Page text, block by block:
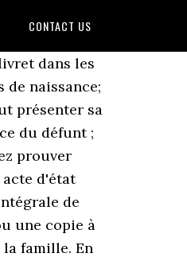
CONTACT US
dans les
naissance;
présenter sa
du défunt ;
prouver
d'état
de
une copie à
famille. En